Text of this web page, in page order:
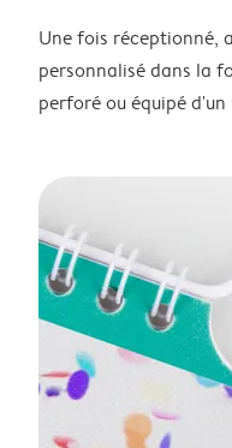
Une fois réceptionné,
personnalisé dans la
perforé ou équipé